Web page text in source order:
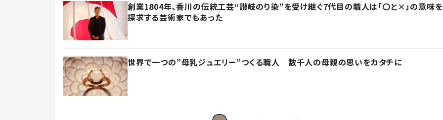
創業1804年、香川の伝統工芸“讃岐のり染”を受け継ぐ7代目の職人は「〇と×」の意味を
探求する芸術家でもあった
世界で一つの”母乳ジュエリー”つくる職人 数千人の母親の思いをカタチに